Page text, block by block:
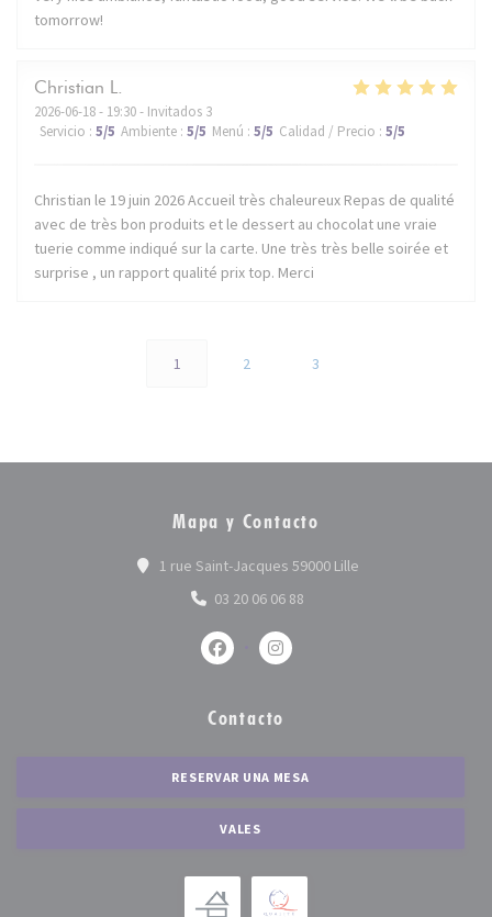
tomorrow!
Christian L
2026-06-18- 19:30 - Invitados 3
Servicio : 5/5 Ambiente : 5/5 Menú : 5/5 Calidad / Precio : 5/5
Christian le 19 juin 2026 Accueil très chaleureux Repas de qualité
avec de très bon produits et le dessert au chocolat une vraie
tuerie comme indiqué sur la carte. Une très très belle soirée et
surprise , un rapport qualité prix top. Merci
1 2 3
Mapa y Contacto
1 rue Saint-Jacques 59000 Lille((abre en una nueva
03 20 06 06 88
Facebook ((abre en una nueva
Instagram ((abre en una
Contacto
RESERVAR UNA MESA
VALES